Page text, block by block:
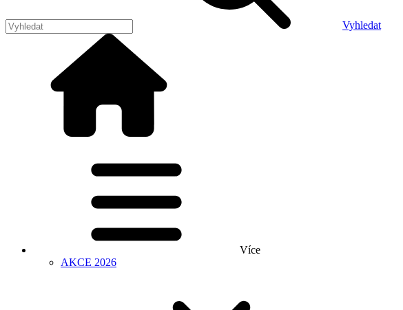
Vyhledat
Více
AKCE 2026